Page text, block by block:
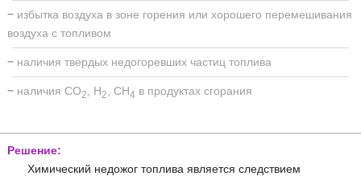
− избытка воздуха в зоне горения или хорошего перемешивания
воздуха с топливом
− наличия твердых недогоревших частиц топлива
− наличия CO2 , H2 , CH4 в продуктах сгорания
Решение:
Химический недожог топлива является следствием